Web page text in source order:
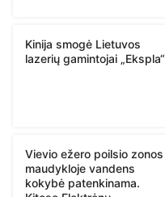
Kinija smogė Lietuvos
lazerių gamintojai „Ekspla“
Vievio ežero poilsio zonos
maudykloje vandens
kokybė patenkinama.